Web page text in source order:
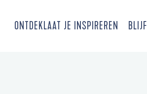
ONTDEKLAAT JE INSPIREREN BLIJF